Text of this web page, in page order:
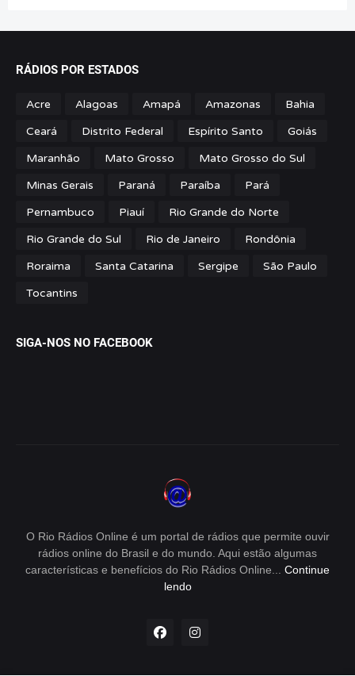
RÁDIOS POR ESTADOS
Acre Alagoas Amapá Amazonas
Bahia
Ceará
Distrito Federal Espírito Santo
Goiás
Maranhão
Mato Grosso
Mato Grosso do Sul
Minas Gerais
Paraná Paraíba
Pará
Pernambuco
Piauí
Rio Grande do Norte
Rio Grande do Sul
Rio de Janeiro
Rondônia
Roraima
Santa Catarina Sergipe
São Paulo
Tocantins
SIGA-NOS NO FACEBOOK
O Rio Rádios Online é um portal de rádios que permite ouvir
rádios online do Brasil e do mundo. Aqui estão algumas
características e benefícios do Rio Rádios Online...
Continue
lendo